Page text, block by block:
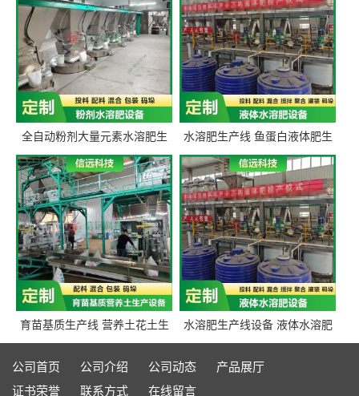
全自动粉剂大量元素水溶肥生
产设备 信远科技肥料生产设备
源头厂家
水溶肥生产线 鱼蛋白液体肥生
产设备 氨基酸液态肥全套设备
育苗基质生产线 营养土花土生
产线 有机肥生产线设备
水溶肥生产线设备 液体水溶肥
生产线 桶装液体水溶肥生产线
设备
公司首页 公司介绍 公司动态
产品展厅
证书荣誉
联系方式 在线留言